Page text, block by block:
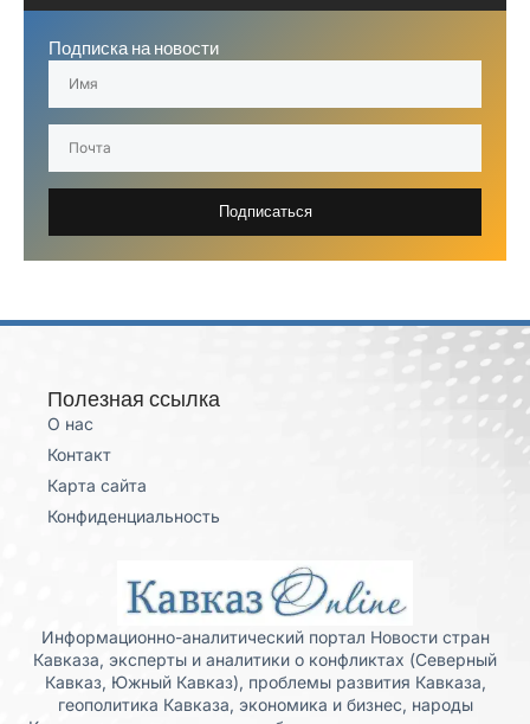
Подписка на новости
Подписаться
Полезная ссылка
О нас
Контакт
Карта сайта
Конфиденциальность
Информационно-аналитический портал Новости стран
Кавказа, эксперты и аналитики о конфликтах (Северный
Кавказ, Южный Кавказ), проблемы развития Кавказа,
геополитика Кавказа, экономика и бизнес, народы